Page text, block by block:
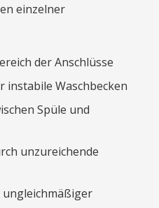
einzelner
der Anschlüsse
instabile Waschbecken
Spüle und
unzureichende